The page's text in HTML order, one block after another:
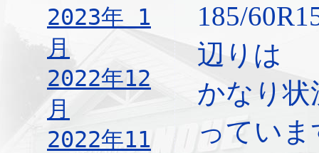
2023年 1
月
2022年12
月
2022年11
185/
辺りは
かなり状
っていま